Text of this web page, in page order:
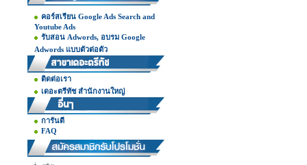
คอร์สเรียน Google Ads Search and
Youtube Ads
รับสอน Adwords, อบรม Google
Adwords แบบตัวต่อตัว
ติดต่อเรา
เดอะตรีทัช สำนักงานใหญ่
การันตี
FAQ